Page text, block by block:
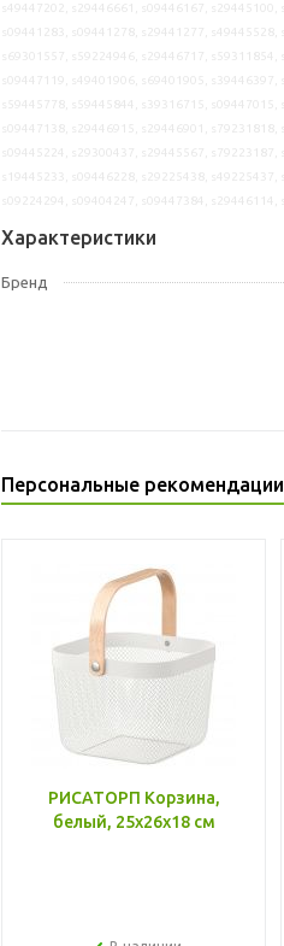
Характеристики
Бренд
Персональные рекомендации
РИСАТОРП Корзина,
белый, 25x26x18 см